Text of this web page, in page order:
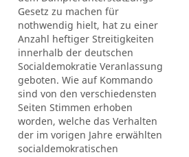
Gesetz zu machen für
nothwendig hielt, hat zu einer
Anzahl heftiger Streitigkeiten
innerhalb der deutschen
Socialdemokratie Veranlassung
geboten. Wie auf Kommando
sind von den verschiedensten
Seiten Stimmen erhoben
worden, welche das Verhalten
der im vorigen Jahre erwählten
socialdemokratischen